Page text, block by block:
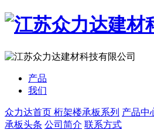
产品
我们
众力达首页 桁架楼承板系列 产品中
承板头条 公司简介 联系方式